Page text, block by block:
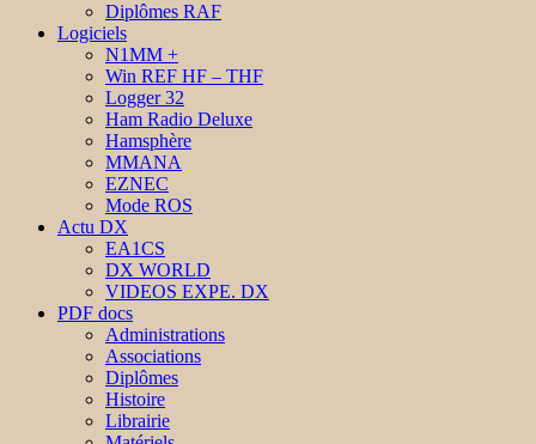
Diplômes RAF
Logiciels
N1MM +
Win REF HF – THF
Logger 32
Ham Radio Deluxe
Hamsphère
MMANA
EZNEC
Mode ROS
Actu DX
EA1CS
DX WORLD
VIDEOS EXPE. DX
PDF docs
Administrations
Associations
Diplômes
Histoire
Librairie